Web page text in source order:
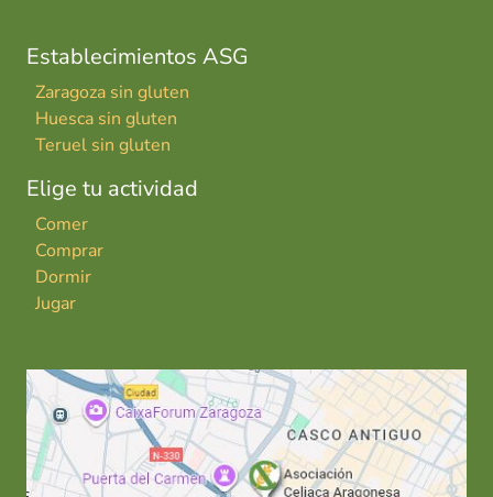
Establecimientos ASG
Zaragoza sin gluten
Huesca sin gluten
Teruel sin gluten
Elige tu actividad
Comer
Comprar
Dormir
Jugar